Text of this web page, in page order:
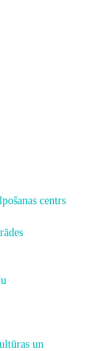
centrs
un